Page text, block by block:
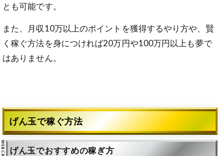
とも可能です。
また、月収10万以上のポイントを獲得するやり方や、賢
く稼ぐ方法を身につければ20万円や100万円以上も夢で
はありません。
げん玉で稼ぐ方法
げん玉でおすすめの稼ぎ方